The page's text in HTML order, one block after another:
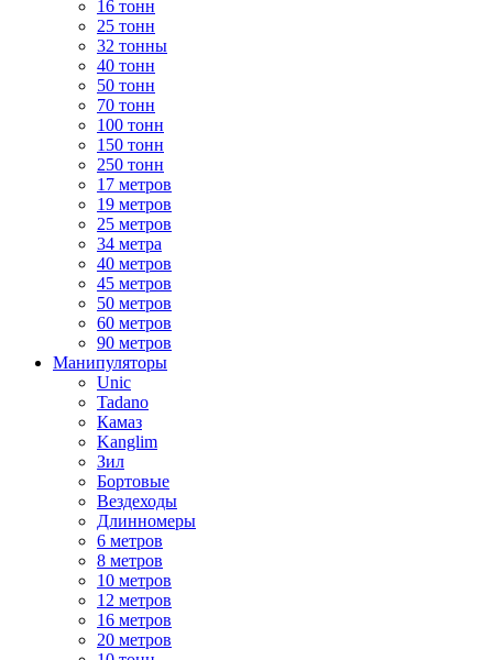
16 тонн
25 тонн
32 тонны
40 тонн
50 тонн
70 тонн
100 тонн
150 тонн
250 тонн
17 метров
19 метров
25 метров
34 метра
40 метров
45 метров
50 метров
60 метров
90 метров
Манипуляторы
Unic
Tadano
Камаз
Kanglim
Зил
Бортовые
Вездеходы
Длинномеры
6 метров
8 метров
10 метров
12 метров
16 метров
20 метров